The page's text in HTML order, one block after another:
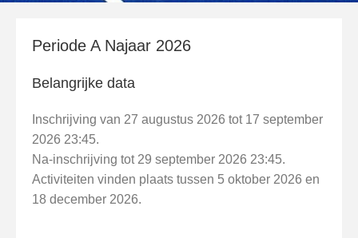
Periode A Najaar 2026
Belangrijke data
Inschrijving van 27 augustus 2026 tot 17 september
2026 23:45.
Na-inschrijving tot 29 september 2026 23:45.
Activiteiten vinden plaats tussen 5 oktober 2026 en
18 december 2026.